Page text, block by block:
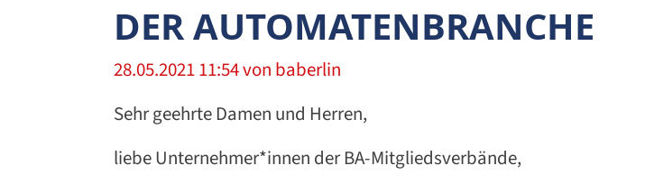
DER AUTOMATENBRANCHE
28.05.2021 11:54von baberlin
Sehr geehrte Damen und Herren,
liebe Unternehmer*innen der BA-Mitgliedsverbände,